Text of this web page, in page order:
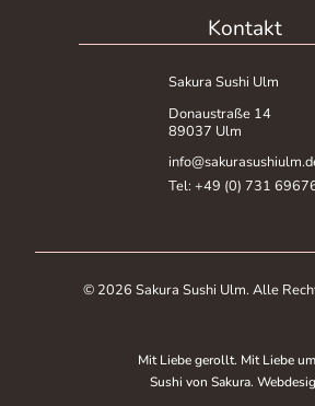
Kontakt
Sakura Sushi Ulm
Donaustraße 14
89037 Ulm
Tel: +49 (0) 731
© 2026 Sakura Sushi Ulm. Alle
Mit Liebe gerollt. Mit Liebe
Sushi von Sakura.